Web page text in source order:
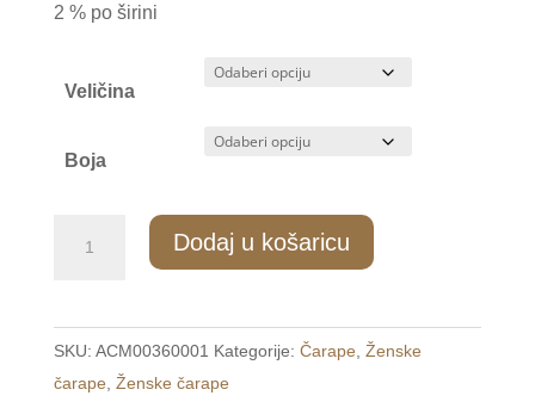
2 % po širini
Veličina
Boja
čarape
s
flisom
Dodaj u košaricu
SKU: ACM00360001 Kategorije: Čarape Ženske
čarape Ženske čarape